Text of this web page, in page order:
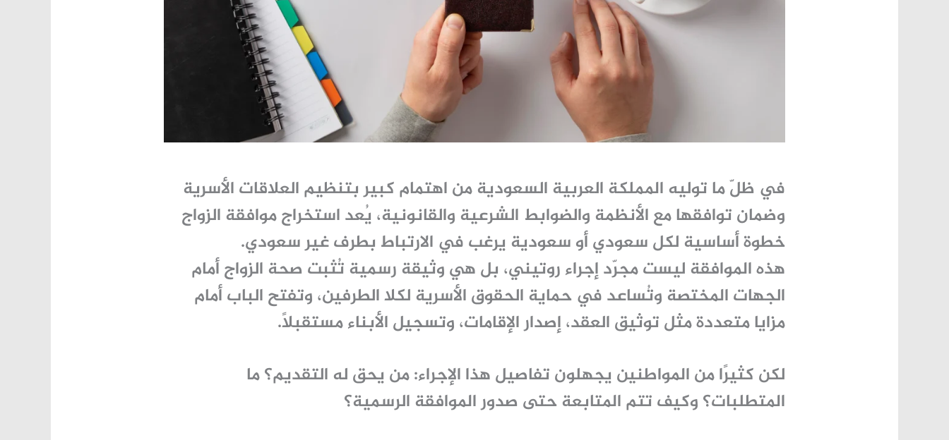
في ظلّ ما توليه المملكة العربية السعودية من اهتمام كبير بتنظيم العلاقات الأسرية
وضمان توافقها مع الأنظمة والضوابط الشرعية والقانونية، يُعد استخراج موافقة الزواج
خطوة أساسية لكل سعودي أو سعودية يرغب في الارتباط بطرف غير سعودي.
هذه الموافقة ليست مجرّد إجراء روتيني، بل هي وثيقة رسمية تُثبت صحة الزواج أمام
الجهات المختصة وتُساعد في حماية الحقوق الأسرية لكلا الطرفين، وتفتح الباب أمام
مزايا متعددة مثل توثيق العقد، إصدار الإقامات، وتسجيل الأبناء مستقبلاً.
لكن كثيرًا من المواطنين يجهلون تفاصيل هذا الإجراء: من يحق له التقديم؟ ما
المتطلبات؟ وكيف تتم المتابعة حتى صدور الموافقة الرسمية؟